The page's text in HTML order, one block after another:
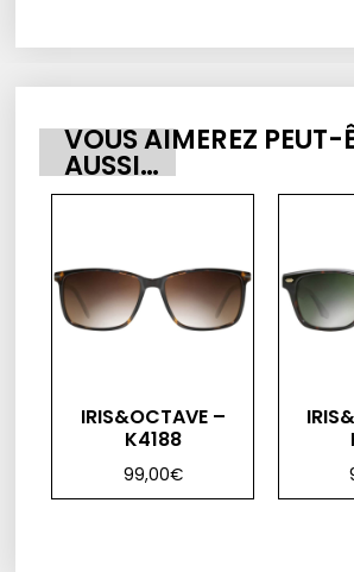
VOUS AIMEREZ PEUT-
AUSSI…
IRIS&OCTAVE –
K4188
99,00€